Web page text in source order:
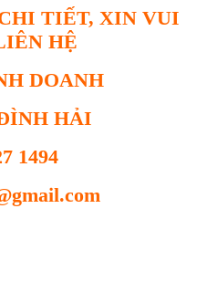
TIẾT, XIN VUI
HỆ
DOANH
HẢI
1494